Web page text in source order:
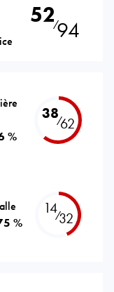
52⁄94
%
38⁄62
%
14⁄32